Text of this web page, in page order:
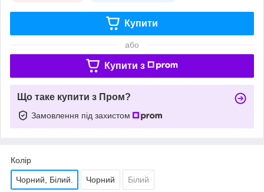
Купити
або
Купити з
Що таке купити з Пром?
Замовлення під захистом
Колір
Чорний, Білий. Чорний Білий